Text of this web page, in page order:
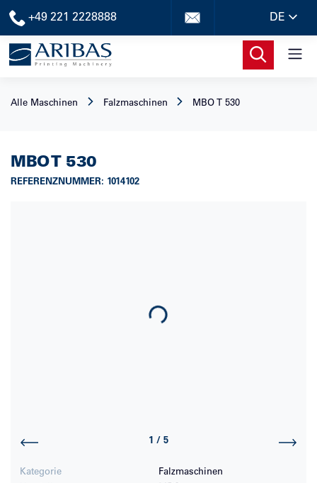
+49 221 2228888 DE
Alle Maschinen Falzmaschinen MBO T 530
MBOT 530
REFERENZNUMMER: 1014102
Kategorie
Falzmaschinen
Loading...
1 / 5